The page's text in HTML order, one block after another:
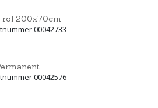
rol 200x70cm
00042733
00042576